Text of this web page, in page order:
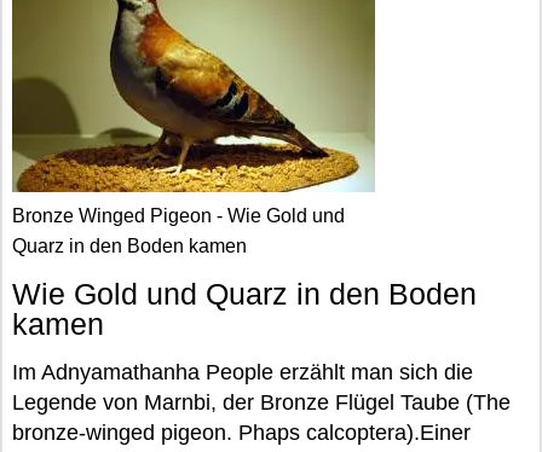
Bronze Winged Pigeon - Wie Gold und
Quarz in den Boden kamen
Wie Gold und Quarz in den Boden
kamen
Im Adnyamathanha People erzählt man sich die
Legende von Marnbi, der Bronze Flügel Taube (The
bronze-winged pigeon. Phaps calcoptera).Einer